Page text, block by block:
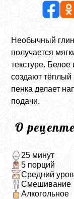
Необычный
получается
текстуре.
создают
пенка делает
подачи.
О
25 минут
5 порций
Средний
Смешивание
Алкогольное